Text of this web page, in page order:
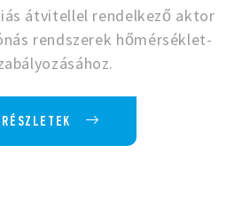
átvitellel rendelkező aktor
rendszerek hőmérséklet-
RÉSZLETEK